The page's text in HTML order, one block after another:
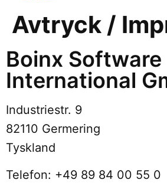
Avtryck /
Boinx Software
International
Industriestr. 9
82110 Germering
Tyskland
Telefon: +49 89 84 00 55 0